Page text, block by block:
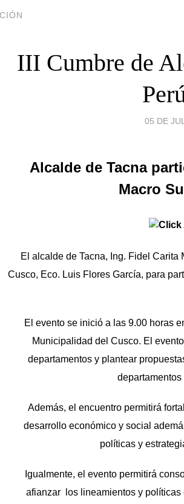
III Cumbre de
05 DE
Alcalde de Tacna
Macro
El alcalde de Tacna, Ing. Fidel
Cusco, Eco. Luis Flores García, para
El evento se inició a las 9.00 horas
Municipalidad del Cusco. El
departamentos y plantear
Además, el encuentro permitirá
desarrollo económico y social
políticas y
Igualmente, el evento permitirá
afianzar los lineamientos y políticas